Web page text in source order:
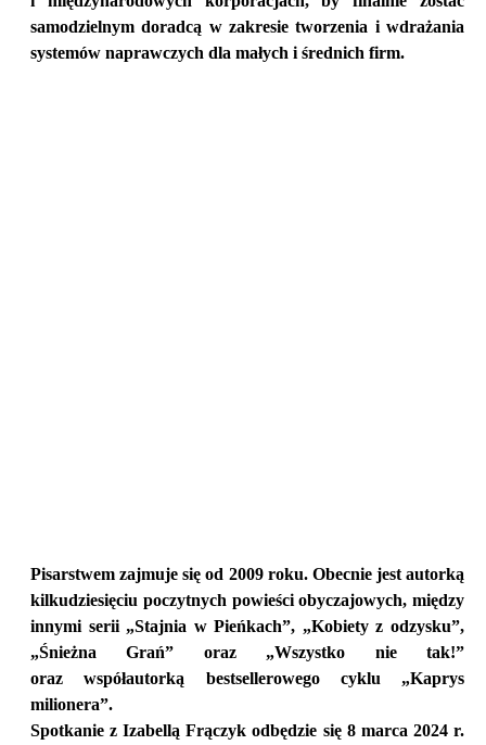
samodzielnym doradcą w zakresie tworzenia i wdrażania
systemów naprawczych dla małych i średnich firm.
Pisarstwem zajmuje się od 2009 roku. Obecnie jest autorką
kilkudziesięciu poczytnych powieści obyczajowych, między
innymi serii „Stajnia w Pieńkach”, „Kobiety z odzysku”,
„Śnieżna Grań” oraz „Wszystko nie tak!”
oraz współautorką bestsellerowego cyklu „Kaprys
milionera”.
Spotkanie z Izabellą Frączyk odbędzie się 8 marca 2024 r.